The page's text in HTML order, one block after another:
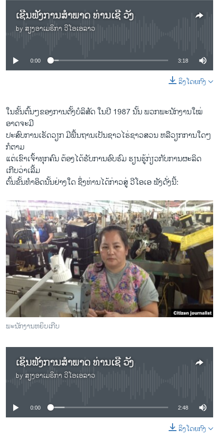
ເຊີນຟັງການສຳພາດ ທ່ານເຊີ ວັງ
by ສຽງອາເມຣິກາ ວີໂອເອລາວ
No media source currently available
0:00 3:18
ລິງໂດຍກົງ
ໃນ​ຂັ້ນ​ຕົ້ນໆຂອງ​ການ​ຕັ້ງ​ບໍລິສັດ​ ​ໃນ​ປີ 1987 ນັ້ນ ພວກ​ພະນັກງານ​ໃໝ່
ອາດຈະ​ມີ​
ປະສົບ​ການ​ເຮັດ​ວຽກ ມີພື້ນຖານ​ເປັນ​ຊາວ​ໄຮ່​ຊາວສວ​ນ ຫລື​ວຽກການໃດໆ​
ກໍ​ຕາມ
ແຕ່ເຂົາ​ເຈົ້າທຸກຄົນ ຕ້ອງໄດ້​ຮັບ​ການ​ອົບຮົມ ຮຽນ​ຮູ້​ກ່ຽວ​ກັບ​ການ​ຜະລິດ​
ເກີບວ່າ​ເລີ້ມ
​ຕົ້ນຂັ້ນ​ທຳ​ອິດນັ້ນຢ່າງ​ໃດ ຊຶ່ງ​ທ່ານ​ໄດ້​ກ່າວ​ສູ່ ວີ​ໂອ​ເອ ຟັງ​ດັ່ງ​ນີ້:
ພະນັກງານຫຍິບເກີບ
ເຊິນຟັງການສຳພາດ ທ່ານເຊີ ວັງ
by ສຽງອາເມຣິກາ ວີໂອເອລາວ
No media source currently available
0:00 2:48
ລິງໂດຍກົງ